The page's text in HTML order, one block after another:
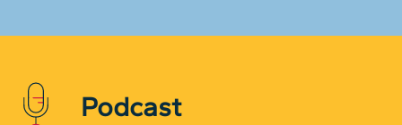
Podcast